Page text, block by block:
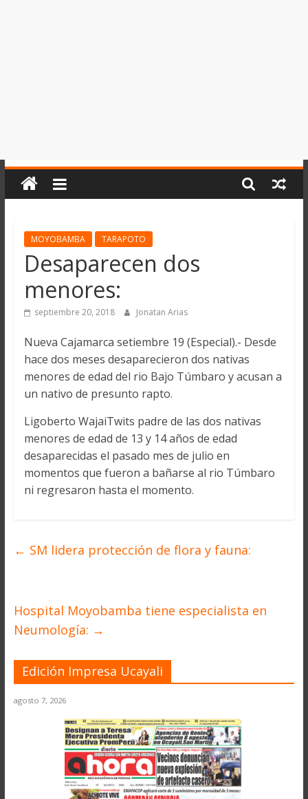
MOYOBAMBA TARAPOTO
Desaparecen dos
menores:
septiembre 20, 2018 Jonatan Arias
Nueva Cajamarca setiembre 19 (Especial).- Desde
hace dos meses desaparecieron dos nativas
menores de edad del rio Bajo Túmbaro y acusan a
un nativo de presunto rapto.
Ligoberto WajaiTwits padre de las dos nativas
menores de edad de 13 y 14 años de edad
desaparecidas el pasado mes de julio en
momentos que fueron a bañarse al rio Túmbaro
ni regresaron hasta el momento.
← SM lidera protección de flora y fauna:
Hospital Moyobamba tiene especialista en
Neumología: →
Edición Impresa Ucayali
agosto 7, 2026